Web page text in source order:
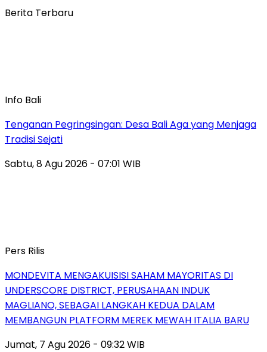
Berita Terbaru
Info Bali
Tenganan Pegringsingan: Desa Bali Aga yang Menjaga
Tradisi Sejati
Sabtu, 8 Agu 2026 - 07:01 WIB
Pers Rilis
MONDEVITA MENGAKUISISI SAHAM MAYORITAS DI
UNDERSCORE DISTRICT, PERUSAHAAN INDUK
MAGLIANO, SEBAGAI LANGKAH KEDUA DALAM
MEMBANGUN PLATFORM MEREK MEWAH ITALIA BARU
Jumat, 7 Agu 2026 - 09:32 WIB